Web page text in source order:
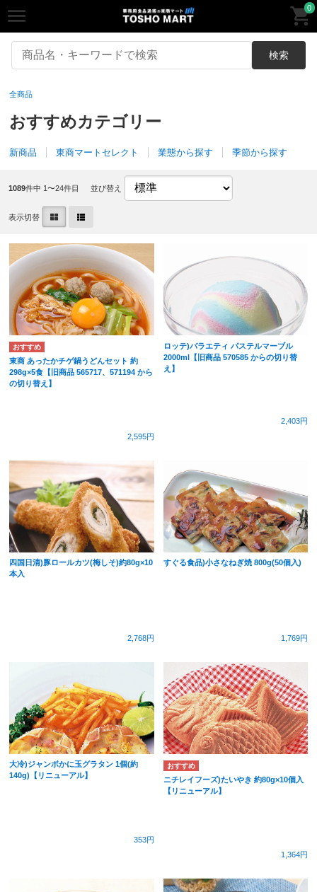
0
検索
全商品
おすすめカテゴリー
新商品 東商マートセレクト 業態から探す 季節から探す
1089件中 1〜24件目 並び替え
表示切替
東商 あったかチゲ鍋うどんセット 約
298g×5食【旧商品 565717、571194 から
の切り替え】
2,595円
ロッテ)バラエティ パステルマーブル
2000ml【旧商品 570585 からの切り替
え】
2,403円
四国日清)豚ロールカツ(梅しそ)約80g×10
本入
2,768円
すぐる食品)小さなねぎ焼 800g(50個入)
1,769円
大冷)ジャンボかに玉グラタン 1個(約
140g)【リニューアル】
353円
ニチレイフーズ)たいやき 約80g×10個入
【リニューアル】
1,364円